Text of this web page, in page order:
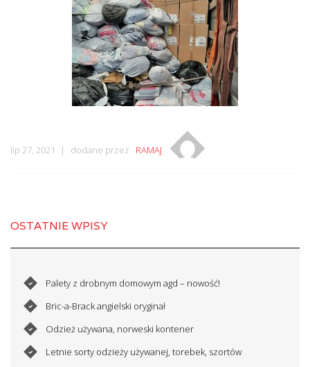
lip 27, 2021 dodane przez RAMAJ
OSTATNIE WPISY
Palety z drobnym domowym agd – nowość!
Bric-a-Brack angielski oryginał
Odzież używana, norweski kontener
Letnie sorty odzieży używanej, torebek, szortów